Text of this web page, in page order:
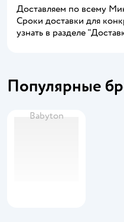
Доставляем по всему
Сроки доставки для
узнать в разделе
Популярные
Babyton